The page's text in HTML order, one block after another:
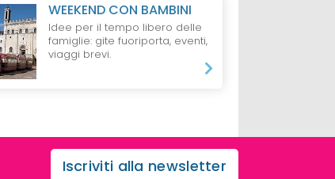
WEEKEND CON BAMBINI
Idee per il tempo libero delle
famiglie: gite fuoriporta, eventi,
viaggi brevi.
Iscriviti alla newsletter